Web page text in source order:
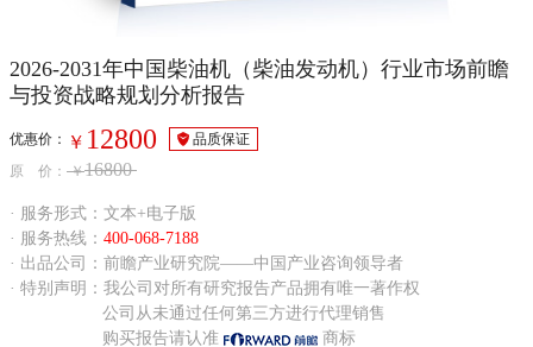
2026-2031年中国柴油机（柴油发动机）行业市场前瞻
与投资战略规划分析报告
优惠价： ￥ 12800
品质保证
原 价： ￥16800
· 服务形式：文本+电子版
· 服务热线： 400-068-7188
· 出品公司：前瞻产业研究院——中国产业咨询领导者
· 特别声明：我公司对所有研究报告产品拥有唯一著作权
公司从未通过任何第三方进行代理销售
购买报告请认准
商标